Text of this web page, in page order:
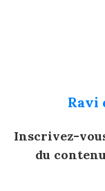
Ravi
Inscrivez-
du